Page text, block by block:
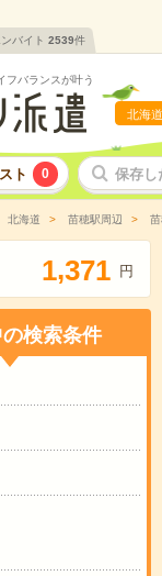
バイト 2539件
フバランスが叶う
北海
ト 0 保存し
北海道 苗穂駅周辺
1,371 円
検索条件